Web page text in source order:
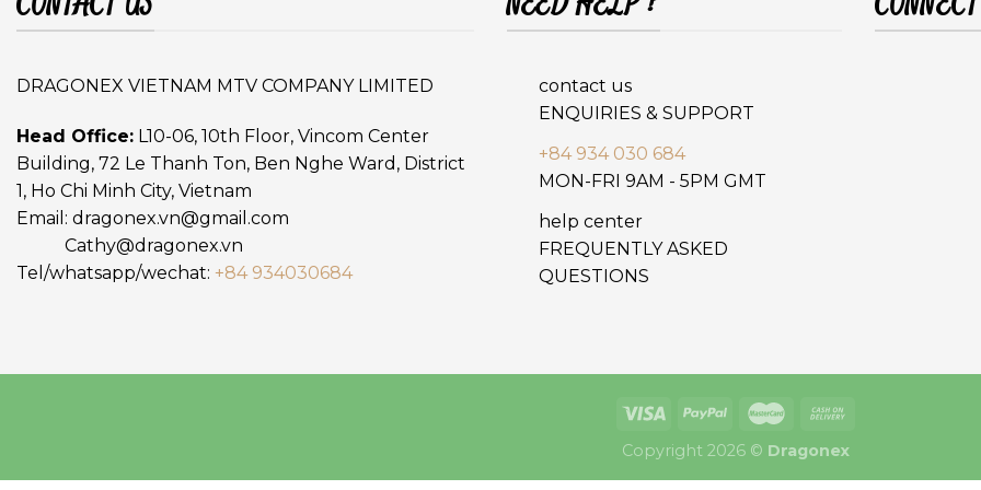
DRAGONEX VIETNAM MTV COMPANY LIMITED
Head Office: L10-06, 10th Floor, Vincom Center
Building, 72 Le Thanh Ton, Ben Nghe Ward, District
1, Ho Chi Minh City, Vietnam
Email: dragonex.vn@gmail.com
Cathy@dragonex.vn
Tel/whatsapp/wechat: +84 934030684
contact us
ENQUIRIES & SUPPORT
+84 934 030 684
MON-FRI 9AM - 5PM GMT
help center
FREQUENTLY ASKED
QUESTIONS
Copyright 2026 © Dragonex